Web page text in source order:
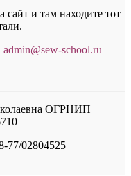
сайт и там находите тот
admin@sew-school.ru
ОГРНИП
77/02804525